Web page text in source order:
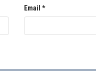
Email *